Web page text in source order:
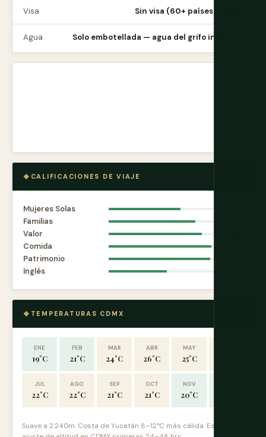
Visa Sin visa (60+ países) + FMM
Agua Solo embotellada — agua del grifo insegura
CALIFICACIONES DE VIAJE
Mujeres Solas
Familias
Valor
Comida
Patrimonio
Inglés
TEMPERATURAS CDMX
ENE
19°C
FEB
21°C
MAR
24°C
ABR
26°C
MAY
25°C
JUL
22°C
AGO
22°C
SEP
21°C
OCT
21°C
NOV
20°C
Suave a 2.240m. Costa de Yucatán 8–12°C más cálida. Espera